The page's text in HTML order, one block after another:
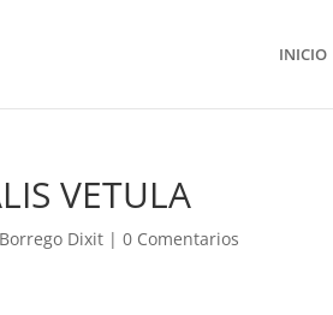
INICIO
VETULA
Borrego Dixit |0 Comentarios